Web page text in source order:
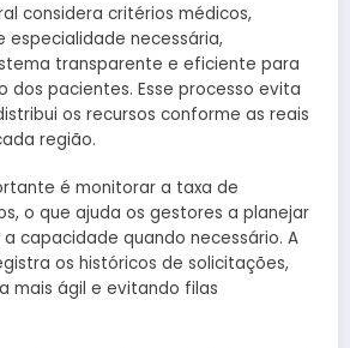
considera critérios médicos,
especialidade necessária,
transparente e eficiente para
dos pacientes. Esse processo evita
os recursos conforme as reais
região.
é monitorar a taxa de
o que ajuda os gestores a planejar
capacidade quando necessário. A
os históricos de solicitações,
mais ágil e evitando filas